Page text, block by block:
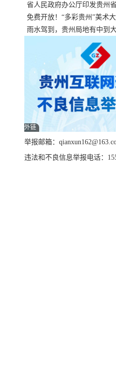
色工厂
省人民政府办公厅印发贵州
资工作实施细则
免费开放！“多彩贵州”美术
展，持续至1月19日
雨水驾到，贵州局地有中到
外链
举报邮箱：
违法和不良信息举报电话：